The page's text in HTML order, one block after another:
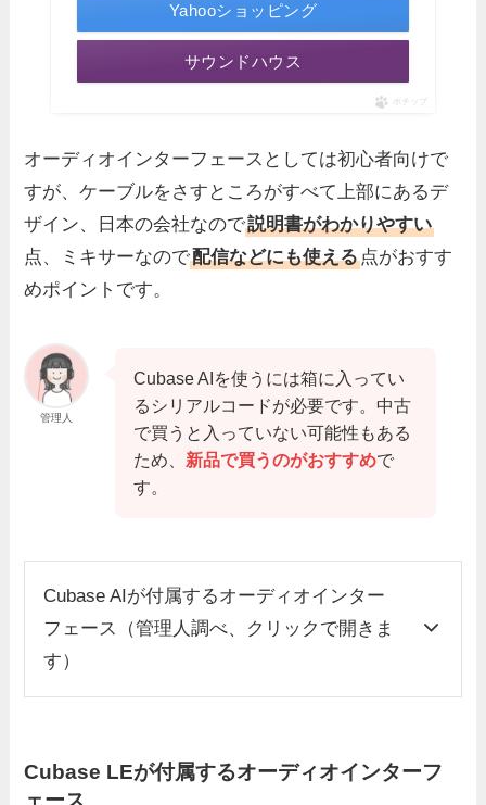
Yahooショッピング
サウンドハウス
ポチップ
オーディオインターフェースとしては初心者向けで
すが、ケーブルをさすところがすべて上部にあるデ
ザイン、日本の会社なので説明書がわかりやすい
点、ミキサーなので配信などにも使える点がおすす
めポイントです。
管理人
Cubase AIを使うには箱に入ってい
るシリアルコードが必要です。中古
で買うと入っていない可能性もある
ため、 新品で買うのがおすすめで
す。
Cubase AIが付属するオーディオインター
フェース（管理人調べ、クリックで開きま
す）
Cubase LEが付属するオーディオインターフ
ェース